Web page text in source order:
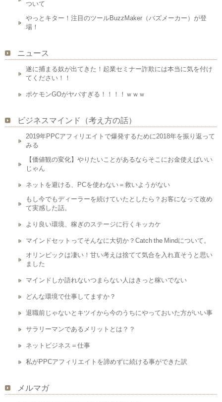
ついて
やっとキター！注目のツールBuzzMaker（バズメーカー）が登
場！
ニュース
遂に捕まる奴が出てきた！起業セミナー詐欺には本当に気を付け
てください！！
ポケモンGOがヤバすぎる！！！！ｗｗｗ
ビジネスマインド（考え方の話）
2019年PPCアフィリエイトで爆発するために2018年を振り返って
みる
【価値観の変化】やりたいことがあるならそこにお金使えばいい
じゃん
ネットを避ける、PCを使わない＝救いようがない
もし今でもディーラーを続けていたとしたら？お客になって改め
て実感した話。
より良い環境、稼ぎのステージに行くキッカケ
マインドセットってそんなに大切か？Catch the Mindについて。
オリンピックは凄い！甘い考えは捨てて気合を入れ直そうと思い
ました
マインドしか語れないつまらない人はきっと稼いでない
どんな環境で仕事してますか？
退職前じゃないとキツイから今のうちにやっておいた方がいい事
サラリーマンであるメリットとは？？
ネットビジネス＝仕事
私がPPCアフィリエイトを諦めずに続ける事ができた訳
メルマガ